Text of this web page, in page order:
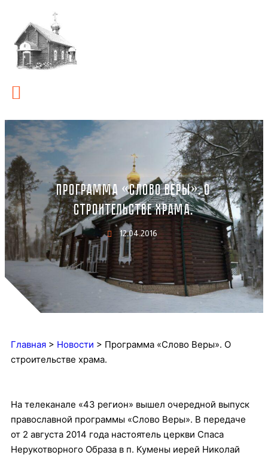
ПРОГРАММА «СЛОВО ВЕРЫ». О
СТРОИТЕЛЬСТВЕ ХРАМА.
12.04.2016
Главная > Новости > Программа «Слово Веры». О
строительстве храма.
На телеканале «43 регион» вышел очередной выпуск
православной программы «Слово Веры». В передаче
от 2 августа 2014 года настоятель церкви Спаса
Нерукотворного Образа в п. Кумены иерей Николай